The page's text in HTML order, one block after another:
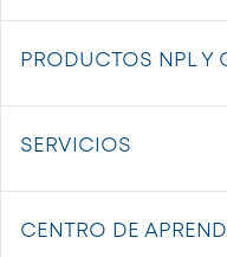
PRODUCTOS NPL Y
SERVICIOS
CENTRO DE